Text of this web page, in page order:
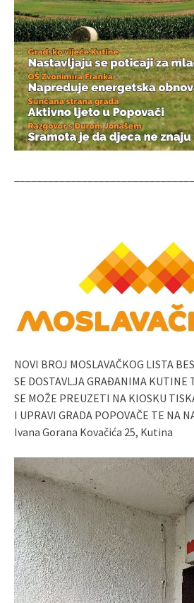
NOVI BROJ MOSLAVAČKOG LISTA
SE DOSTAVLJA GRAĐANIMA KUTINE
SE MOŽE PREUZETI NA KIOSKU
I UPRAVI GRADA POPOVAČE TE NA
Ivana Gorana Kovačića 25, Kutina